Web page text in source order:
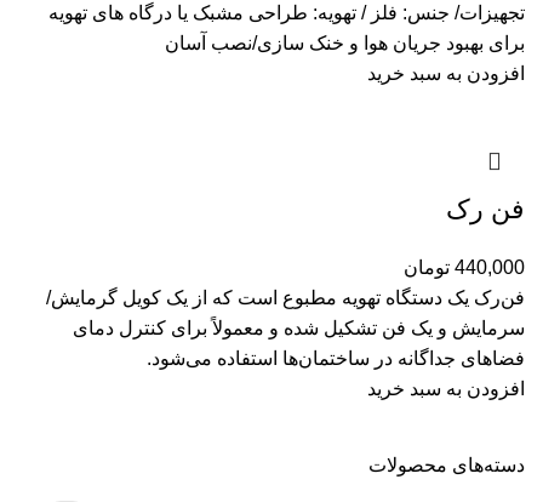
دسته‌های محصولات
تجهیزات/ جنس: فلز / تهویه: طراحی مشبک یا درگاه های تهویه
برای بهبود جریان هوا و خنک سازی/نصب آسان
افزودن به سبد خرید
فن رک
440,000 تومان
فن‌رک یک دستگاه تهویه مطبوع است که از یک کویل گرمایش/
سرمایش و یک فن تشکیل شده و معمولاً برای کنترل دمای
فضاهای جداگانه در ساختمان‌ها استفاده می‌شود.
افزودن به سبد خرید